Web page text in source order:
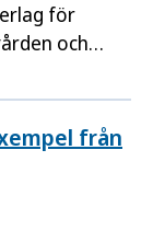
för
och
från